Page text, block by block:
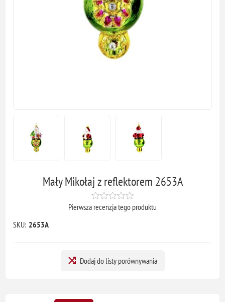
Mały Mikołaj z reflektorem 2653A
Pierwsza recenzja tego produktu
SKU: 2653A
Dodaj do listy porównywania